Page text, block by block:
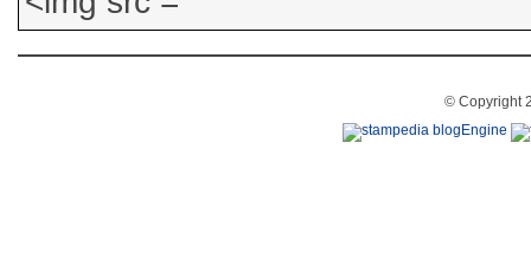
© Copyright